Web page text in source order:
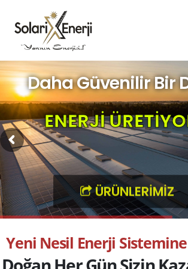
ENERJİÜRETİYO
Daha Güvenilir Bir
ÜRÜNLERİMİZ
Yeni Nesil Enerji Sistemine